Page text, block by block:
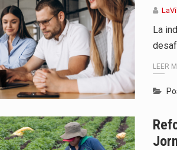
La
LEER